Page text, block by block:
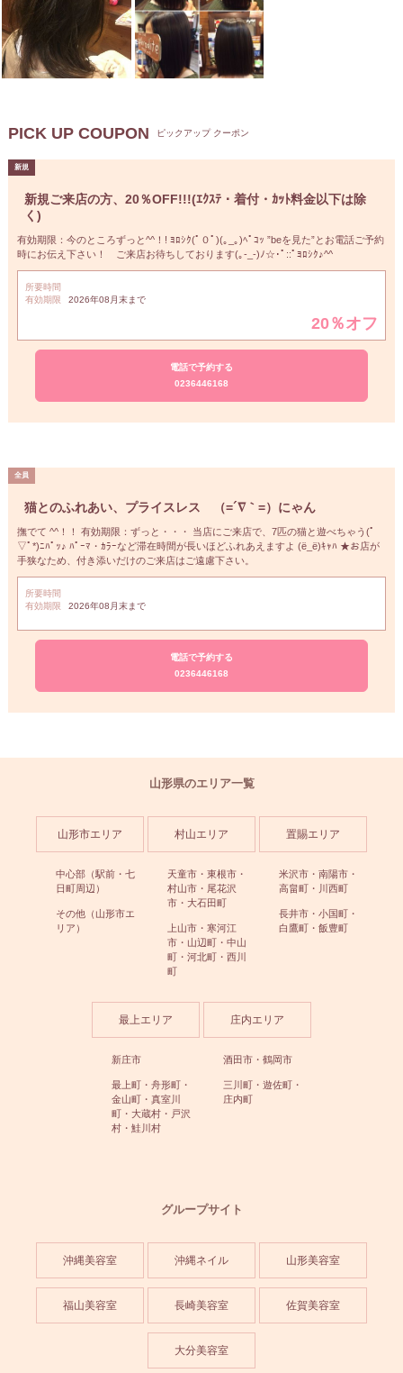
PICK UP COUPON ピックアップ クーポン
新規ご来店の方、20％OFF!!!(ｴｸｽﾃ・着付・ｶｯﾄ料金以下は除
く)
有効期限：今のところずっと^^！! ﾖﾛｼｸ(ﾟ０ﾟ)(｡_｡)ﾍﾟｺｯ ”beを見た”とお電話ご予約
時にお伝え下さい！ ご来店お待ちしております(｡-_-)ﾉ☆･ﾟ::ﾟﾖﾛｼｸ♪^^
所要時間
有効期限
2026年08月末まで
20％オフ
電話で予約する
0236446168
猫とのふれあい、プライスレス （=´∇｀=）にゃん
撫でて ^^！！ 有効期限：ずっと・・・ 当店にご来店で、7匹の猫と遊べちゃう(ﾟ
▽ﾟ*)ﾆﾊﾟｯ♪ ﾊﾟｰﾏ・ｶﾗｰなど滞在時間が長いほどふれあえますよ (ё_ё)ｷｬﾊ ★お店が
手狭なため、付き添いだけのご来店はご遠慮下さい。
所要時間
有効期限
2026年08月末まで
電話で予約する
0236446168
山形県のエリア一覧
山形市エリア
中心部（駅前・七
日町周辺）
その他（山形市エ
リア）
村山エリア
天童市・東根市・
村山市・尾花沢
市・大石田町
上山市・寒河江
市・山辺町・中山
町・河北町・西川
町
置賜エリア
米沢市・南陽市・
高畠町・川西町
長井市・小国町・
白鷹町・飯豊町
最上エリア
新庄市
最上町・舟形町・
金山町・真室川
町・大蔵村・戸沢
村・鮭川村
庄内エリア
酒田市・鶴岡市
三川町・遊佐町・
庄内町
グループサイト
沖縄美容室 沖縄ネイル 山形美容室
福山美容室 長崎美容室 佐賀美容室
大分美容室